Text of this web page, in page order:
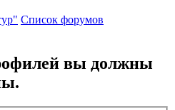
Список форумов
вы должны